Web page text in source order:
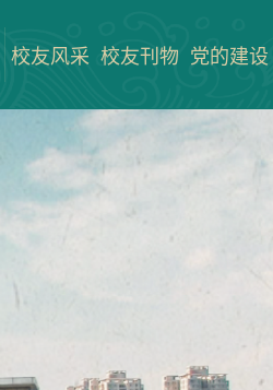
校友风采 校友刊物 党的建设